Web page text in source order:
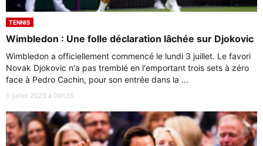
TENNIS
Wimbledon : Une folle déclaration lâchée sur Djokovic
Wimbledon a officiellement commencé le lundi 3 juillet. Le favori
Novak Djokovic n'a pas tremblé en l'emportant trois sets à zéro
face à Pedro Cachin, pour son entrée dans la ...
5 juillet 2023 à 06h35